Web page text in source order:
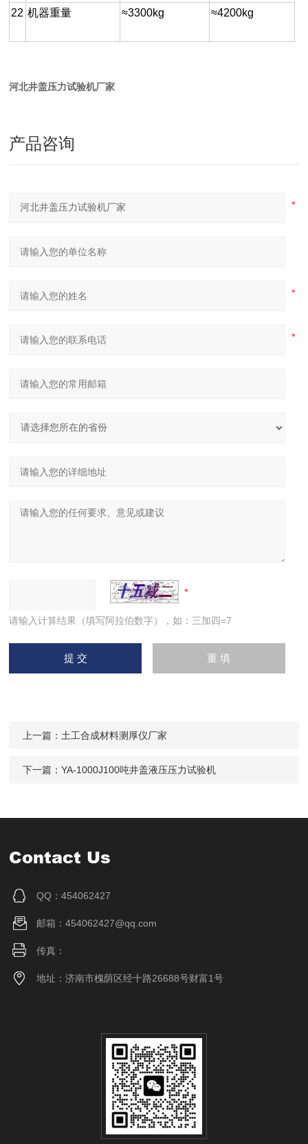
22 机器重量 ≈3300kg ≈4200kg
河北井盖压力试验机厂家
产品咨询
请输入计算结果（填写阿拉伯数字），如：三加四=7
上一篇： 土工合成材料测厚仪厂家
下一篇：YA-1000J100吨井盖液压压力试验机
Contact Us
QQ：454062427
邮箱：454062427@qq.com
传真：
地址：济南市槐荫区经十路26688号财富1号